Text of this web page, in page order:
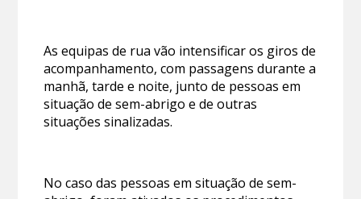
As equipas de rua vão intensificar os giros de
acompanhamento, com passagens durante a
manhã, tarde e noite, junto de pessoas em
situação de sem-abrigo e de outras
situações sinalizadas.
No caso das pessoas em situação de sem-